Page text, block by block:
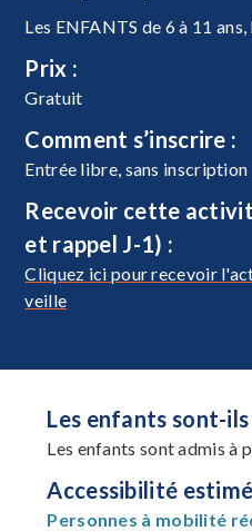
Les ENFANTS de 6 à 11
Prix :
Gratuit
Comment s’inscrire :
Entrée libre, sans inscription
Recevoir cette
et rappel J-1) :
Cliquez ici pour recevoir
veille
Les enfants sont-ils
Les enfants sont admis à
Accessibilité
Personnes à mobilité